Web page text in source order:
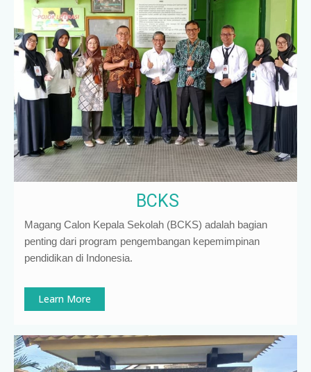
BCKS
Magang Calon Kepala Sekolah (BCKS) adalah bagian
penting dari program pengembangan kepemimpinan
pendidikan di Indonesia.
Learn More